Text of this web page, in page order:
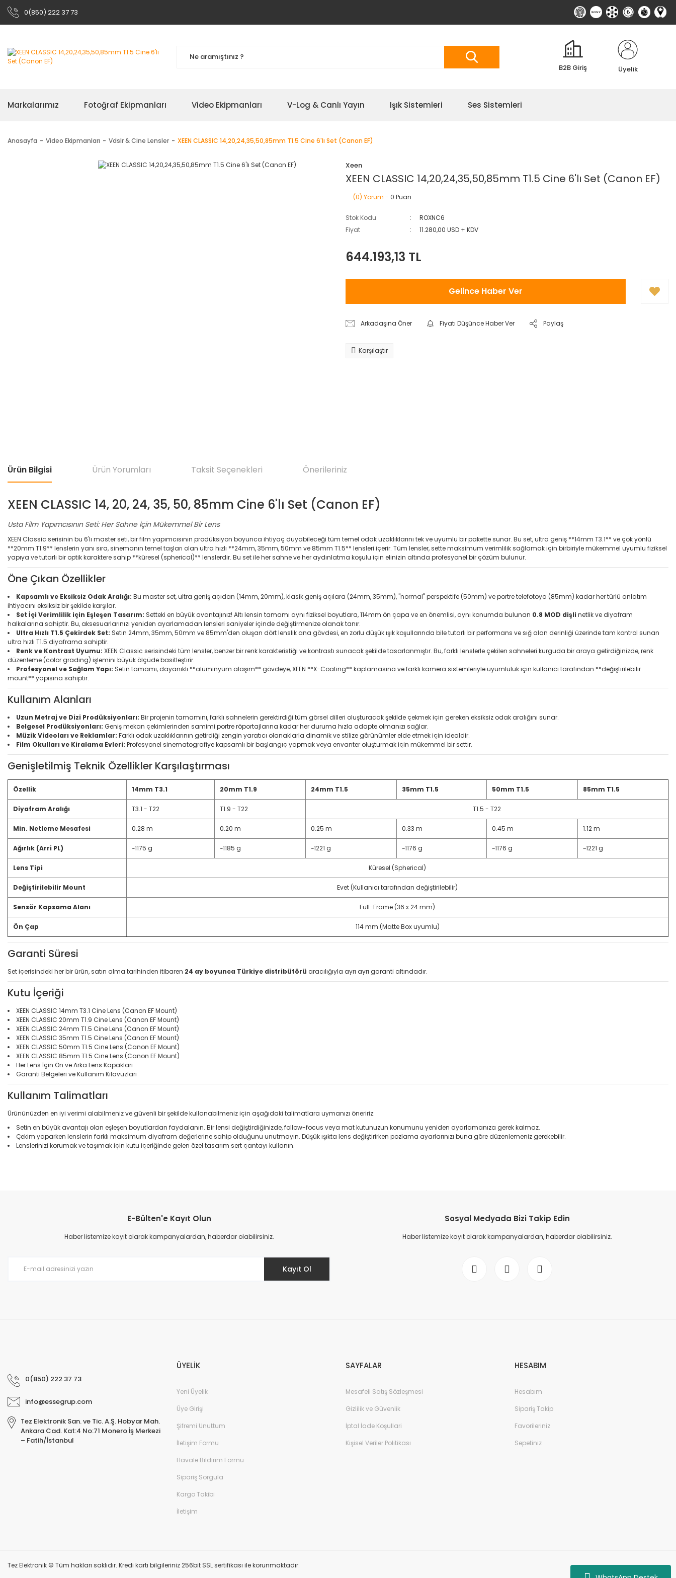
0(850) 222 37 73
B2B Giriş Üyelik
Markalarımız Fotoğraf Ekipmanları Video Ekipmanları V-Log & Canlı Yayın Işık Sistemleri Ses Sistemleri
Anasayfa Video Ekipmanları Vdslr & Cine Lensler XEEN CLASSIC 14,20,24,35,50,85mm T1.5 Cine 6'lı Set (Canon EF)
Xeen
XEEN CLASSIC 14,20,24,35,50,85mm T1.5 Cine 6'lı Set (Canon EF)
(0) Yorum - 0 Puan
Stok Kodu
ROXNC6
Fiyat
11.280,00 USD + KDV
644.193,13 TL
Gelince Haber Ver
Arkadaşına Öner Fiyatı Düşünce Haber Ver Paylaş
Karşılaştır
Ürün Bilgisi Ürün Yorumları Taksit Seçenekleri Önerileriniz
XEEN CLASSIC 14, 20, 24, 35, 50, 85mm Cine 6'lı Set (Canon EF)
Usta Film Yapımcısının Seti: Her Sahne İçin Mükemmel Bir Lens
XEEN Classic serisinin bu 6'lı master seti, bir film yapımcısının prodüksiyon boyunca ihtiyaç duyabileceği tüm temel odak uzaklıklarını tek ve uyumlu bir pakette sunar. Bu set, ultra geniş **14mm T3.1** ve çok yönlü
**20mm T1.9** lenslerin yanı sıra, sinemanın temel taşları olan ultra hızlı **24mm, 35mm, 50mm ve 85mm T1.5** lensleri içerir. Tüm lensler, sette maksimum verimlilik sağlamak için birbiriyle mükemmel uyumlu fiziksel
yapıya ve tutarlı bir optik karaktere sahip **küresel (spherical)** lenslerdir. Bu set ile her sahne ve her aydınlatma koşulu için elinizin altında profesyonel bir çözüm bulunur.
Öne Çıkan Özellikler
Kapsamlı ve Eksiksiz Odak Aralığı: Bu master set, ultra geniş açıdan (14mm, 20mm), klasik geniş açılara (24mm, 35mm), "normal" perspektife (50mm) ve portre telefotoya (85mm) kadar her türlü anlatım
ihtiyacını eksiksiz bir şekilde karşılar.
Set İçi Verimlilik için Eşleşen Tasarım: Setteki en büyük avantajınız! Altı lensin tamamı aynı fiziksel boyutlara, 114mm ön çapa ve en önemlisi, aynı konumda bulunan 0.8 MOD dişli netlik ve diyafram
halkalarına sahiptir. Bu, aksesuarlarınızı yeniden ayarlamadan lensleri saniyeler içinde değiştirmenize olanak tanır.
Ultra Hızlı T1.5 Çekirdek Set: Setin 24mm, 35mm, 50mm ve 85mm'den oluşan dört lenslik ana gövdesi, en zorlu düşük ışık koşullarında bile tutarlı bir performans ve sığ alan derinliği üzerinde tam kontrol sunan
ultra hızlı T1.5 diyaframa sahiptir.
Renk ve Kontrast Uyumu: XEEN Classic serisindeki tüm lensler, benzer bir renk karakteristiği ve kontrastı sunacak şekilde tasarlanmıştır. Bu, farklı lenslerle çekilen sahneleri kurguda bir araya getirdiğinizde, renk
düzenleme (color grading) işlemini büyük ölçüde basitleştirir.
Profesyonel ve Sağlam Yapı: Setin tamamı, dayanıklı **alüminyum alaşım** gövdeye, XEEN **X-Coating** kaplamasına ve farklı kamera sistemleriyle uyumluluk için kullanıcı tarafından **değiştirilebilir
mount** yapısına sahiptir.
Kullanım Alanları
Uzun Metraj ve Dizi Prodüksiyonları: Bir projenin tamamını, farklı sahnelerin gerektirdiği tüm görsel dilleri oluşturacak şekilde çekmek için gereken eksiksiz odak aralığını sunar.
Belgesel Prodüksiyonları: Geniş mekan çekimlerinden samimi portre röportajlarına kadar her duruma hızla adapte olmanızı sağlar.
Müzik Videoları ve Reklamlar: Farklı odak uzaklıklarının getirdiği zengin yaratıcı olanaklarla dinamik ve stilize görünümler elde etmek için idealdir.
Film Okulları ve Kiralama Evleri: Profesyonel sinematografiye kapsamlı bir başlangıç yapmak veya envanter oluşturmak için mükemmel bir settir.
Genişletilmiş Teknik Özellikler Karşılaştırması
Özellik 14mm T3.1 20mm T1.9 24mm T1.5 35mm T1.5 50mm T1.5 85mm T1.5
Diyafram Aralığı T3.1 - T22 T1.9 - T22 T1.5 - T22
Min. Netleme Mesafesi 0.28 m 0.20 m 0.25 m 0.33 m 0.45 m 1.12 m
Ağırlık (Arri PL) ~1175 g ~1185 g ~1221 g ~1176 g ~1176 g ~1221 g
Lens Tipi Küresel (Spherical)
Değiştirilebilir Mount Evet (Kullanıcı tarafından değiştirilebilir)
Sensör Kapsama Alanı Full-Frame (36 x 24 mm)
Ön Çap 114 mm (Matte Box uyumlu)
Garanti Süresi
Set içerisindeki her bir ürün, satın alma tarihinden itibaren 24 ay boyunca Türkiye distribütörü aracılığıyla ayrı ayrı garanti altındadır.
Kutu İçeriği
XEEN CLASSIC 14mm T3.1 Cine Lens (Canon EF Mount)
XEEN CLASSIC 20mm T1.9 Cine Lens (Canon EF Mount)
XEEN CLASSIC 24mm T1.5 Cine Lens (Canon EF Mount)
XEEN CLASSIC 35mm T1.5 Cine Lens (Canon EF Mount)
XEEN CLASSIC 50mm T1.5 Cine Lens (Canon EF Mount)
XEEN CLASSIC 85mm T1.5 Cine Lens (Canon EF Mount)
Her Lens İçin Ön ve Arka Lens Kapakları
Garanti Belgeleri ve Kullanım Kılavuzları
Kullanım Talimatları
Ürününüzden en iyi verimi alabilmeniz ve güvenli bir şekilde kullanabilmeniz için aşağıdaki talimatlara uymanızı öneririz:
Setin en büyük avantajı olan eşleşen boyutlardan faydalanın. Bir lensi değiştirdiğinizde, follow-focus veya mat kutunuzun konumunu yeniden ayarlamanıza gerek kalmaz.
Çekim yaparken lenslerin farklı maksimum diyafram değerlerine sahip olduğunu unutmayın. Düşük ışıkta lens değiştirirken pozlama ayarlarınızı buna göre düzenlemeniz gerekebilir.
Lenslerinizi korumak ve taşımak için kutu içeriğinde gelen özel tasarım sert çantayı kullanın.
Ürün resmi kalitesiz, bozuk veya görüntülenemiyor.
Ürün açıklamasında eksik bilgiler bulunuyor.
E-Bülten'e Kayıt Olun
Haber listemize kayıt olarak kampanyalardan, haberdar olabilirsiniz.
Kayıt Ol
Sosyal Medyada Bizi Takip Edin
Haber listemize kayıt olarak kampanyalardan, haberdar olabilirsiniz.
0(850) 222 37 73
info@essegrup.com
Tez Elektronik San. ve Tic. A.Ş. Hobyar Mah.
Ankara Cad. Kat:4 No:71 Monero İş Merkezi
– Fatih/İstanbul
ÜYELİK
Yeni Üyelik
Üye Girişi
Şifremi Unuttum
İletişim Formu
Havale Bildirim Formu
Sipariş Sorgula
Kargo Takibi
İletişim
SAYFALAR
Mesafeli Satış Sözleşmesi
Gizlilik ve Güvenlik
İptal İade Koşullari
Kişisel Veriler Politikası
HESABIM
Hesabım
Sipariş Takip
Favorileriniz
Sepetiniz
Tez Elektronik © Tüm hakları saklıdır. Kredi kartı bilgileriniz 256bit SSL sertifikası ile korunmaktadır.